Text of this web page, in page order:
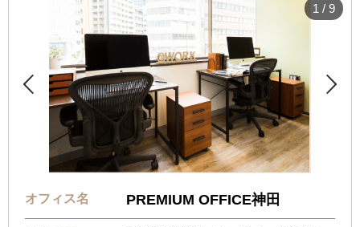
 
1 / 9
オフィス名 PREMIUM OFFICE神田